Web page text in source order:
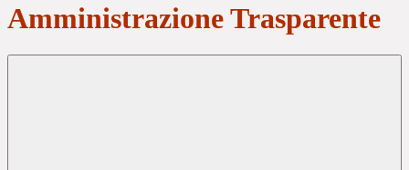
Amministrazione Trasparente